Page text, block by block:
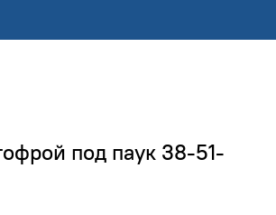
под паук 38-51-